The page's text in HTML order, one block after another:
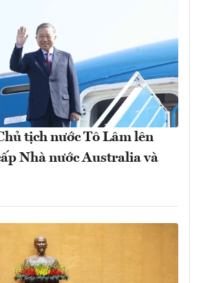
tịch nước Tô Lâm lên
Nhà nước Australia và